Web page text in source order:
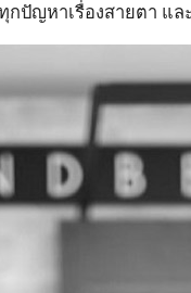
ปัญหาเรื่องสายตา แ